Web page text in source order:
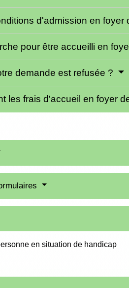
d'admission en foyer
pour être accueilli en
demande est refusée ?
les frais d'accueil en foyer
en situation de handicap